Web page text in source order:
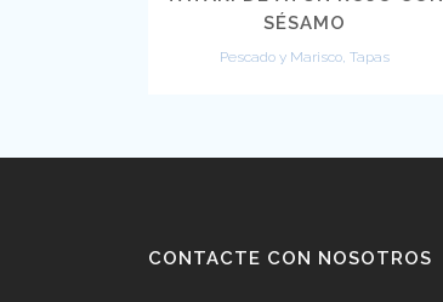
SÉSAMO
Pescado y Marisco, Tapas
CONTACTE CON NOSOTROS